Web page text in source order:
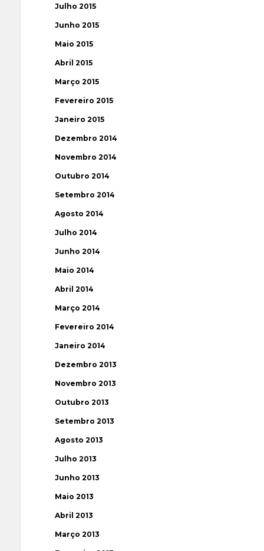
Julho 2015
Junho 2015
Maio 2015
Abril 2015
Março 2015
Fevereiro 2015
Janeiro 2015
Dezembro 2014
Novembro 2014
Outubro 2014
Setembro 2014
Agosto 2014
Julho 2014
Junho 2014
Maio 2014
Abril 2014
Março 2014
Fevereiro 2014
Janeiro 2014
Dezembro 2013
Novembro 2013
Outubro 2013
Setembro 2013
Agosto 2013
Julho 2013
Junho 2013
Maio 2013
Abril 2013
Março 2013